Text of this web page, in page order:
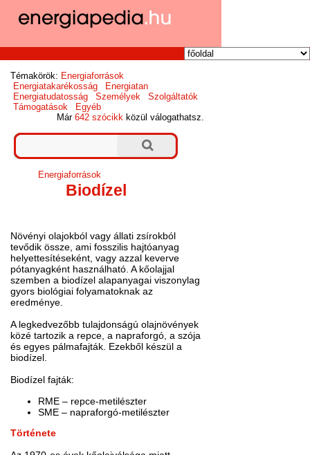
Témakörök: Energiaforrások
Energiatakarékosság
Energiatan
Energiatudatosság
Személyek
Szolgáltatók
Támogatások
Egyéb
Már642 szócikk közül válogathatsz.
Energiaforrások
Biodízel
Növényi olajokból vagy állati zsírokból
tevődik össze, ami fosszilis hajtóanyag
helyettesítéseként, vagy azzal keverve
pótanyagként használható. A kőolajjal
szemben a biodízel alapanyagai viszonylag
gyors biológiai folyamatoknak az
eredménye.
A legkedvezőbb tulajdonságú olajnövények
közé tartozik a repce, a napraforgó, a szója
és egyes pálmafajták. Ezekből készül a
biodízel.
Biodízel fajták:
RME – repce-metilészter
SME – napraforgó-metilészter
Története